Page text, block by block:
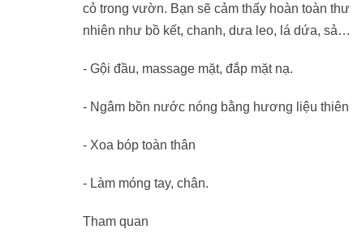
cỏ trong vườn. Bạn sẽ cảm thấy hoàn toàn
nhiên như bồ kết, chanh, dưa leo, lá dứa, sả…
- Gội đầu, massage mặt, đắp mặt nạ.
- Ngâm bồn nước nóng bằng hương liệu thiên
- Xoa bóp toàn thân
- Làm móng tay, chân.
Tham quan